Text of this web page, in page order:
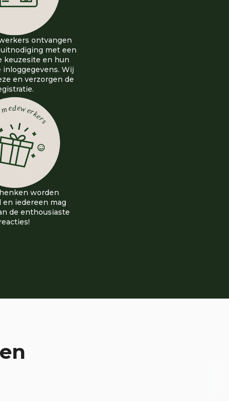
ontvangen
met een
keuzesite en hun
Wij
en verzorgen de
worden
en iedereen mag
de enthousiaste